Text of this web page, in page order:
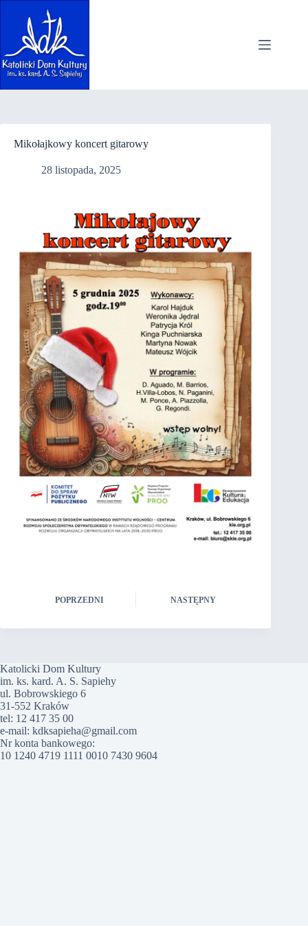
Mikołajkowy koncert gitarowy
28 listopada, 2025
POPRZEDNI NASTĘPNY
Katolicki Dom Kultury
im. ks. kard. A. S. Sapiehy
ul. Bobrowskiego 6
31-552 Kraków
tel: 12 417 35 00
e-mail: kdksapieha@gmail.com
Nr konta bankowego:
10 1240 4719 1111 0010 7430 9604